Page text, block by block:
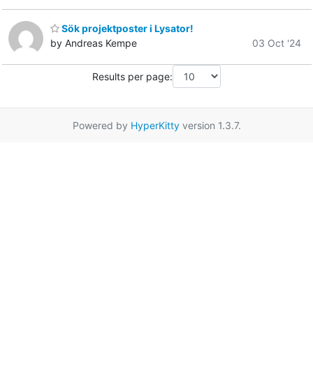
Sök projektposter i Lysator!
by Andreas Kempe
03 Oct '24
Results per page:
Powered by HyperKittyversion 1.3.7.